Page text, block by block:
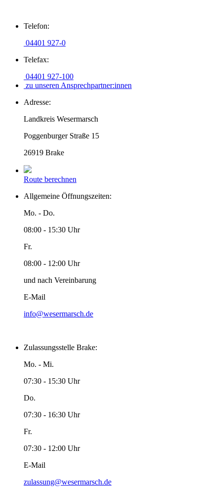
Inhalt
Telefon:
04401 927-0
Telefax:
04401 927-100
zu unseren Ansprechpartner:innen
Adresse:
Landkreis Wesermarsch
Poggenburger Straße 15
26919 Brake
Route berechnen
Allgemeine Öffnungszeiten:
Mo. - Do.
08:00 - 15:30 Uhr
Fr.
08:00 - 12:00 Uhr
und nach Vereinbarung
E-Mail
info@wesermarsch.de
Zulassungsstelle Brake:
Mo. - Mi.
07:30 - 15:30 Uhr
Do.
07:30 - 16:30 Uhr
Fr.
07:30 - 12:00 Uhr
E-Mail
zulassung@wesermarsch.de